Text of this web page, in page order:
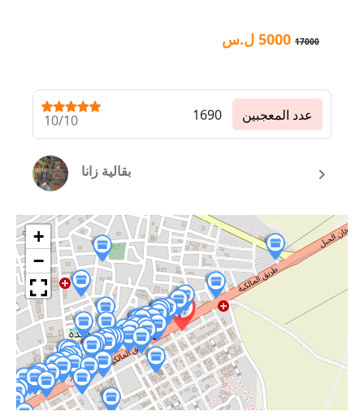
17000
5000 ل.س
10/10 1690 عدد المعجبين
بقالية زانا
+
−